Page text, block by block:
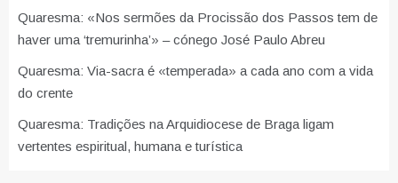
Quaresma: «Nos sermões da Procissão dos Passos tem de
haver uma ‘tremurinha’» – cónego José Paulo Abreu
Quaresma: Via-sacra é «temperada» a cada ano com a vida
do crente
Quaresma: Tradições na Arquidiocese de Braga ligam
vertentes espiritual, humana e turística